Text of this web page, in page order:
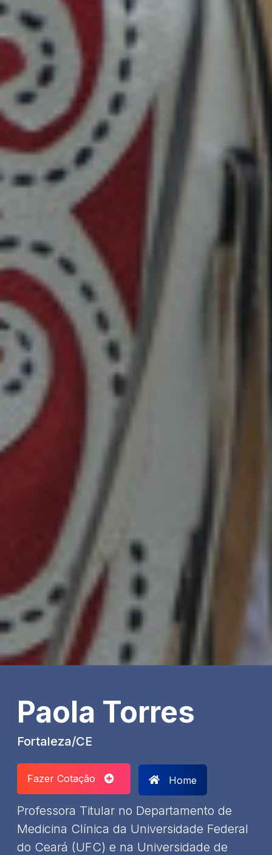
Paola Torres
Fortaleza/CE
Fazer Cotação Home
Professora Titular no Departamento de
Medicina Clínica da Universidade Federal
do Ceará (UFC) e na Universidade de